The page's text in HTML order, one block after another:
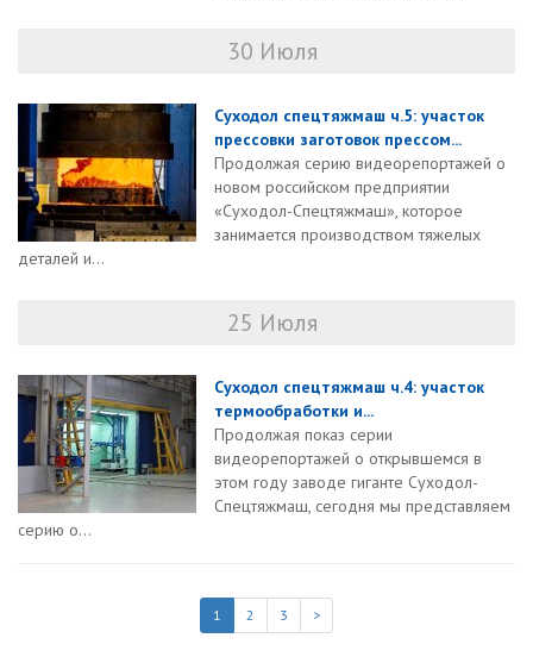
30 Июля
Суходол спецтяжмаш ч.5: участок
прессовки заготовок прессом...
Продолжая серию видеорепортажей о
новом российском предприятии
«Суходол-Спецтяжмаш», которое
занимается производством тяжелых
деталей и...
25 Июля
Суходол спецтяжмаш ч.4: участок
термообработки и...
Продолжая показ серии
видеорепортажей о открывшемся в
этом году заводе гиганте Суходол-
Спецтяжмаш, сегодня мы представляем
серию о...
1 2 3 >